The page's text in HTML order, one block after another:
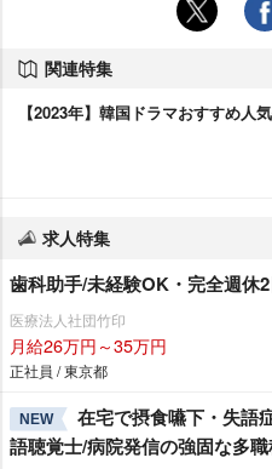
関連特集
【2023年】韓国ドラマおすすめ人
求人特集
歯科助手/未経験OK・完全週休2
医療法人社団竹印
月給26万円～35万円
正社員 / 東京都
NEW
在宅で摂食嚥下・失語
語聴覚士/病院発信の強固な多